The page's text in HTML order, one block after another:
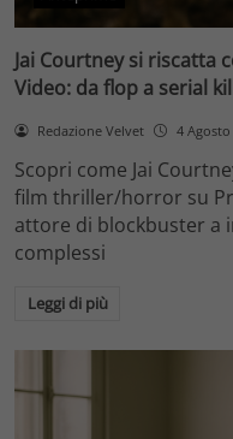
Jai Courtney si riscatta
Video: da flop a serial
Redazione Velvet 4 Agosto
Scopri come Jai
film thriller/horror su
attore di blockbuster a
complessi
Leggi di più